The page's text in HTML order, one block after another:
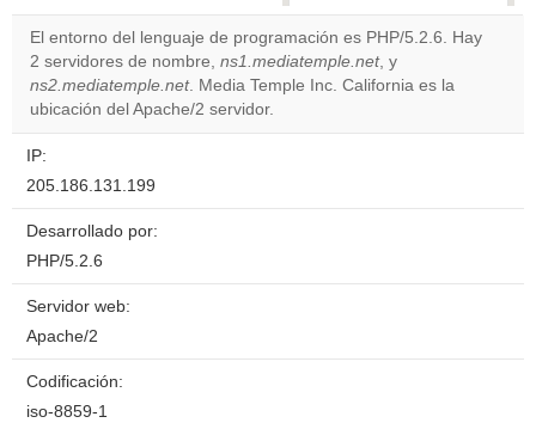
correctly.
Do you
own this
El entorno del lenguaje de programación es PHP/5.2.6. Hay
2 servidores de nombre, ns1.mediatemple.net, y
ns2.mediatemple.net. Media Temple Inc. California es la
ubicación del Apache/2 servidor.
IP:
205.186.131.199
Desarrollado por:
PHP/5.2.6
Servidor web:
Apache/2
Codificación:
iso-8859-1